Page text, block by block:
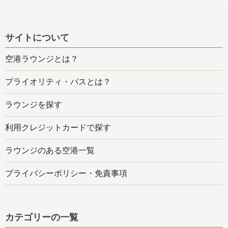
サイトについて
空港ラウンジとは？
プライオリティ・パスとは？
ラウンジを探す
利用クレジットカードで探す
ラウンジのある空港一覧
プライバシーポリシー・免責事項
カテゴリーの一覧